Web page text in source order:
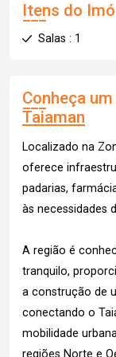
Itens do
Salas : 1
Conheça
Taiaman
Localizado na
oferece
padarias,
às necessidades
A região é
tranquilo,
a construção de
conectando o
mobilidade
regiões Norte e